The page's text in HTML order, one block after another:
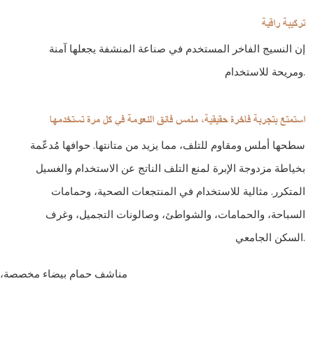
تركيبة راقية
إن النسيج الفاخر المستخدم في صناعة المنشفة يجعلها آمنة
ومريحة للاستخدام.
استمتع بتجربة فاخرة حقيقية، ملمس فائق النعومة في كل مرة تستخدمها
سطحها أملس ومقاوم للتلف، مما يزيد من متانتها. حوافها مُدعّمة
بخياطة مزدوجة الإبرة لمنع التلف الناتج عن الاستخدام والغسيل
المتكرر. مثالية للاستخدام في المنتجعات الصحية، وحمامات
السباحة، والحمامات، والشواطئ، وصالونات التجميل، وغرف
السكن الجامعي.